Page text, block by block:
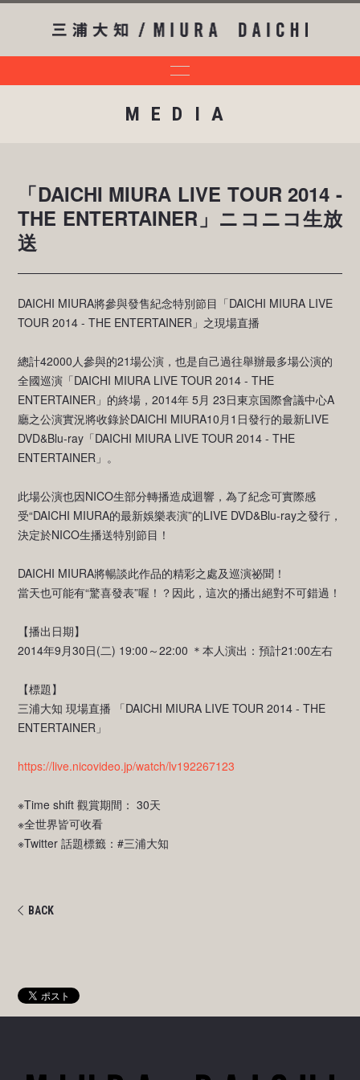
MEDIA
「DAICHI MIURA LIVE TOUR 2014 -
THE ENTERTAINER」ニコニコ生放
送
DAICHI MIURA將參與發售紀念特別節目「DAICHI MIURA LIVE
TOUR 2014 - THE ENTERTAINER」之現場直播
總計42000人參與的21場公演，也是自己過往舉辦最多場公演的
全國巡演「DAICHI MIURA LIVE TOUR 2014 - THE
ENTERTAINER」的終場，2014年 5月 23日東京国際會議中心A
廳之公演實況將收錄於DAICHI MIURA10月1日發行的最新LIVE
DVD&Blu-ray「DAICHI MIURA LIVE TOUR 2014 - THE
ENTERTAINER」。
此場公演也因NICO生部分轉播造成迴響，為了紀念可實際感
受“DAICHI MIURA的最新娛樂表演”的LIVE DVD&Blu-ray之發行，
決定於NICO生播送特別節目！
DAICHI MIURA將暢談此作品的精彩之處及巡演祕聞！
當天也可能有“驚喜發表”喔！？因此，這次的播出絕對不可錯過！
【播出日期】
2014年9月30日(二) 19:00～22:00 ＊本人演出：預計21:00左右
【標題】
三浦大知 現場直播 「DAICHI MIURA LIVE TOUR 2014 - THE
ENTERTAINER」
https://live.nicovideo.jp/watch/lv192267123
※Time shift 觀賞期間： 30天
※全世界皆可收看
※Twitter 話題標籤：#三浦大知
BACK